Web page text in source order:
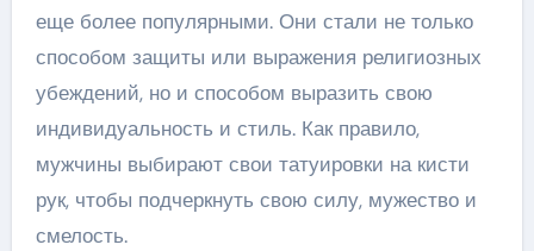
еще более популярными. Они стали не только
способом защиты или выражения религиозных
убеждений, но и способом выразить свою
индивидуальность и стиль. Как правило,
мужчины выбирают свои татуировки на кисти
рук, чтобы подчеркнуть свою силу, мужество и
смелость.